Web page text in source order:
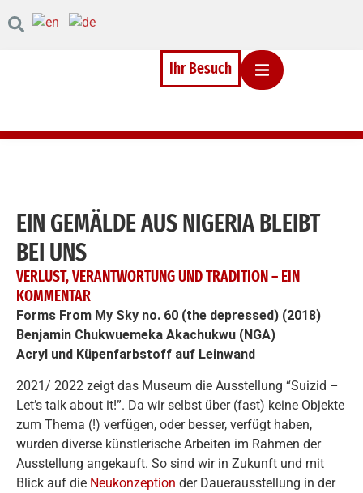
Inhalt Direkt
zum
Ihr Besuch
EIN GEMÄLDE AUS NIGERIA BLEIBT
BEI UNS
VERLUST, VERANTWORTUNG UND TRADITION – EIN
KOMMENTAR
Forms From My Sky no. 60 (the depressed) (2018)
Benjamin Chukwuemeka Akachukwu (NGA)
Acryl und Küpenfarbstoff auf Leinwand
2021/ 2022 zeigt das Museum die Ausstellung “Suizid –
Let’s talk about it!”. Da wir selbst über (fast) keine Objekte
zum Thema (!) verfügen, oder besser, verfügt haben,
wurden diverse künstlerische Arbeiten im Rahmen der
Ausstellung angekauft. So sind wir in Zukunft und mit
Blick auf die Neukonzeption der Dauerausstellung in der